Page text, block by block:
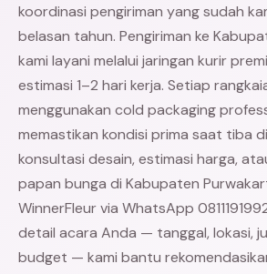
koordinasi pengiriman yang sudah
belasan tahun. Pengiriman ke
kami layani melalui jaringan kurir
estimasi 1–2 hari kerja. Setiap
menggunakan cold packaging
memastikan kondisi prima saat tiba
konsultasi desain, estimasi harga,
papan bunga di Kabupaten
WinnerFleur via WhatsApp
detail acara Anda — tanggal, lokasi,
budget — kami bantu